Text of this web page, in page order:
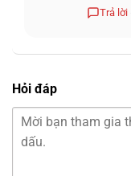
Trả lời
Hỏi đáp